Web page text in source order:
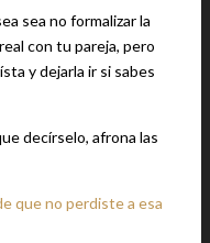
sea no formalizar la
con tu pareja, pero
y dejarla ir si sabes
decírselo, afrona las
que no perdiste a esa